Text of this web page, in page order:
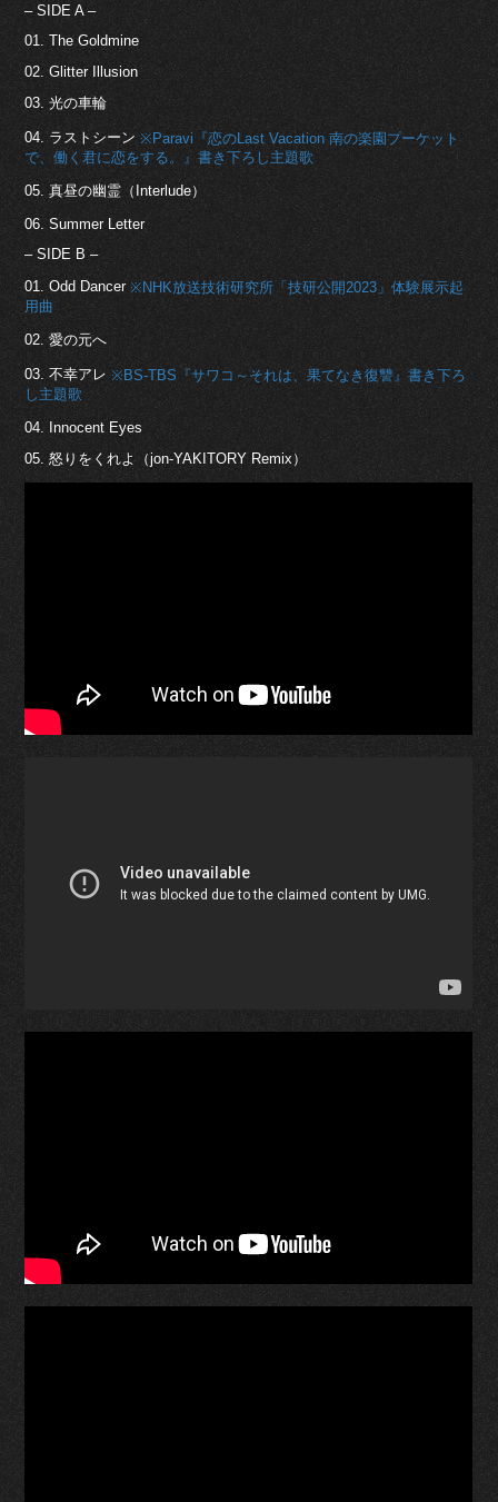
– SIDE A –
01. The Goldmine
02. Glitter Illusion
03. 光の車輪
04. ラストシーン※Paravi『恋のLast Vacation 南の楽園プーケット
で、働く君に恋をする。』書き下ろし主題歌
05. 真昼の幽霊（Interlude）
06. Summer Letter
– SIDE B –
01. Odd Dancer※NHK放送技術研究所「技研公開2023」体験展示起
用曲
02. 愛の元へ
03. 不幸アレ※BS-TBS『サワコ～それは、果てなき復讐』書き下ろ
し主題歌
04. Innocent Eyes
05. 怒りをくれよ（jon-YAKITORY Remix）